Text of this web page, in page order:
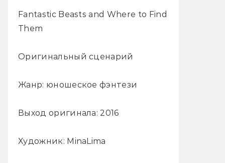
Fantastic Beasts and Where to Find
Them
Оригинальный сценарий
Жанр: юношеское фэнтези
Выход оригинала: 2016
Художник: MinaLima